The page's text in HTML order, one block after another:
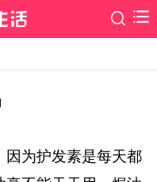
为护发素是每天都